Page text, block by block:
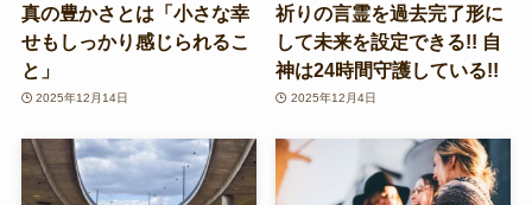
真の豊かさとは「小さな幸
せもしっかり感じられるこ
と」
2025年12月14日
祈りの言霊を過去完了形に
して未来を設定できる!! 自
神は24時間守護している!!
2025年12月4日